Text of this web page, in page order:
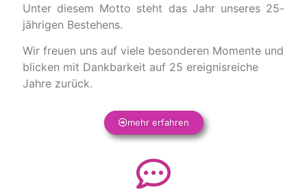
Unter diesem Motto steht das Jahr unseres 25-
jährigen Bestehens.
Wir freuen uns auf viele besonderen Momente und
blicken mit Dankbarkeit auf 25 ereignisreiche
Jahre zurück.
mehr erfahren